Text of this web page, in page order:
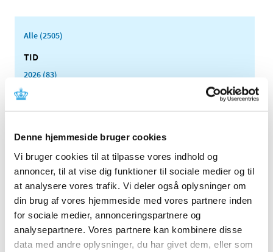
Denne hjemmeside bruger cookies
Vi bruger cookies til at tilpasse vores indhold og
annoncer, til at vise dig funktioner til sociale medier og til
at analysere vores trafik. Vi deler også oplysninger om
din brug af vores hjemmeside med vores partnere inden
for sociale medier, annonceringspartnere og
analysepartnere. Vores partnere kan kombinere disse
data med andre oplysninger, du har givet dem, eller som
Alle (2505)
TID
2026 (83)
2025 (158)
2024 (224)
2022 (197)
2021 (516)
2020 (263)
2019 (159)
2018 (150)
2017 (167)
2016 (167)